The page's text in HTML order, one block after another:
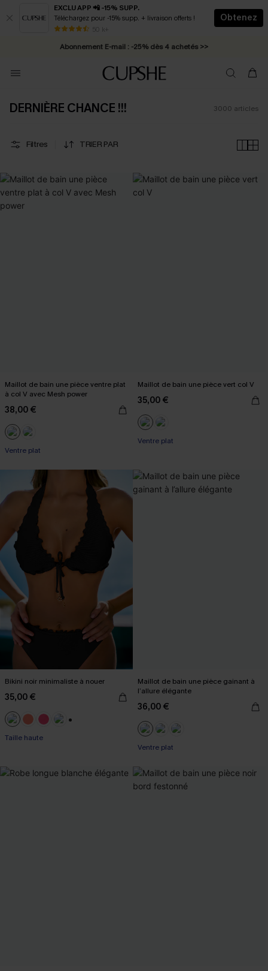
EXCLU APP 📲 -15% SUPP.
Téléchargez pour -15% supp. + livraison offerts !
50 k+
Obtenez
* Livraison éclair 2-3 jours ouvrés >>
Abonnement E-mail : -25% dès 4 achetés >>
DERNIÈRE CHANCE !!! 3000 articles
Filtres TRIER PAR
Maillot de bain une pièce ventre plat
à col V avec Mesh power
38,00 €
Ventre plat
Maillot de bain une pièce vert col V
35,00 €
Ventre plat
Bikini noir minimaliste à nouer
35,00 €
Taille haute
Maillot de bain une pièce gainant à
l’allure élégante
36,00 €
Ventre plat